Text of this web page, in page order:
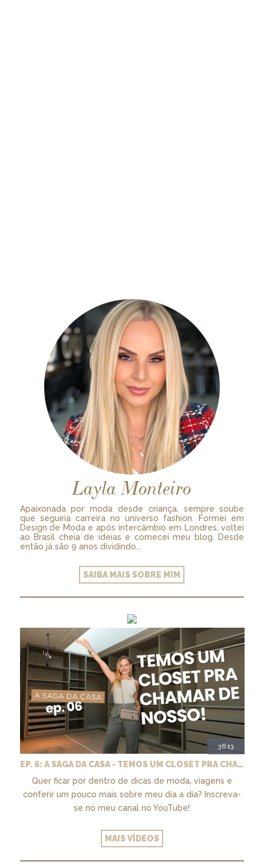
Layla Monteiro
Apaixonada por moda desde criança, sempre soube
que seguiria carreira no universo fashion. Formei em
Design de Moda e após intercâmbio em Londres, voltei
ao Brasil cheia de ideias e comecei meu blog. Desde
então já são 9 anos dividindo...
SAIBA MAIS SOBRE MIM
36:13
EP. 6: A SAGA DA CASA - TEMOS UM CLOSET PRA CHAMAR DE NOSSO + MARCENARIA E PAISAGISMO
Quer ficar por dentro de dicas de moda, viagens e
conferir um pouco mais sobre meu dia a dia? Inscreva-
se no meu canal no YouTube!
MAIS VÍDEOS